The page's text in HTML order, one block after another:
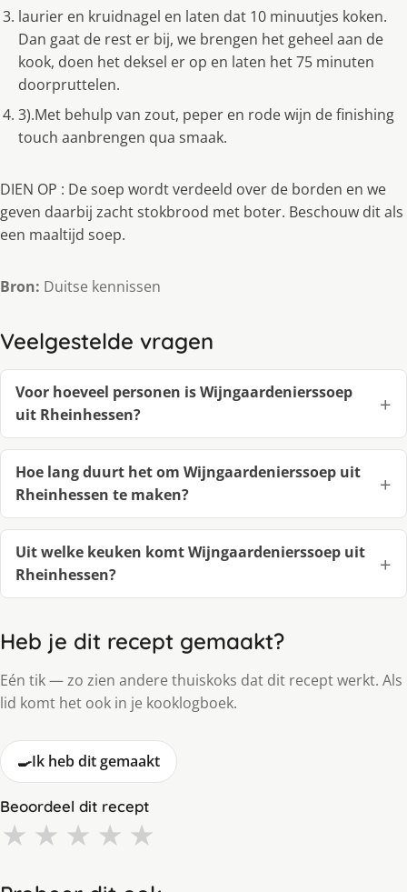
laurier en kruidnagel en laten dat 10 minuutjes koken.
Dan gaat de rest er bij, we brengen het geheel aan de
kook, doen het deksel er op en laten het 75 minuten
doorpruttelen.
3).Met behulp van zout, peper en rode wijn de finishing
touch aanbrengen qua smaak.
DIEN OP : De soep wordt verdeeld over de borden en we
geven daarbij zacht stokbrood met boter. Beschouw dit als
een maaltijd soep.
Bron: Duitse kennissen
Veelgestelde vragen
Voor hoeveel personen is Wijngaardenierssoep
uit Rheinhessen?
Hoe lang duurt het om Wijngaardenierssoep uit
Rheinhessen te maken?
Uit welke keuken komt Wijngaardenierssoep uit
Rheinhessen?
Heb je dit recept gemaakt?
Eén tik — zo zien andere thuiskoks dat dit recept werkt. Als
lid komt het ook in je kooklogboek.
🍳Ik heb dit gemaakt
Beoordeel dit recept
★ ★ ★ ★ ★